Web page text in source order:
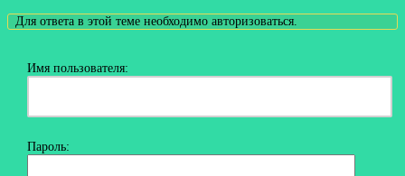
Для ответа в этой теме необходимо авторизоваться.
Имя пользователя:
Пароль: